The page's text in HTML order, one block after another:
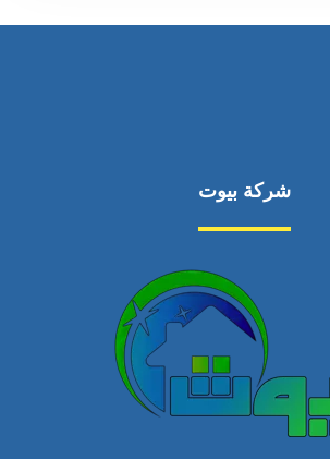
شركة بيوت